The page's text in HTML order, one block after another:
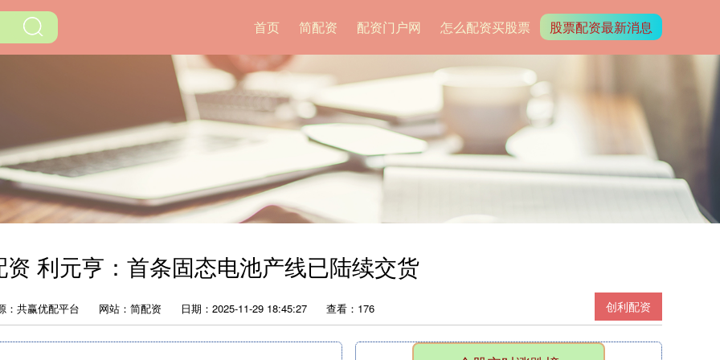
首页 简配资 配资门户网 怎么配资买股票 股票配资最新消息
资 利元亨：首条固态电池产线已陆续交货
创利配资
：共赢优配平台 网站：简配资 日期：2025-11-29 18:45:27 查看：176